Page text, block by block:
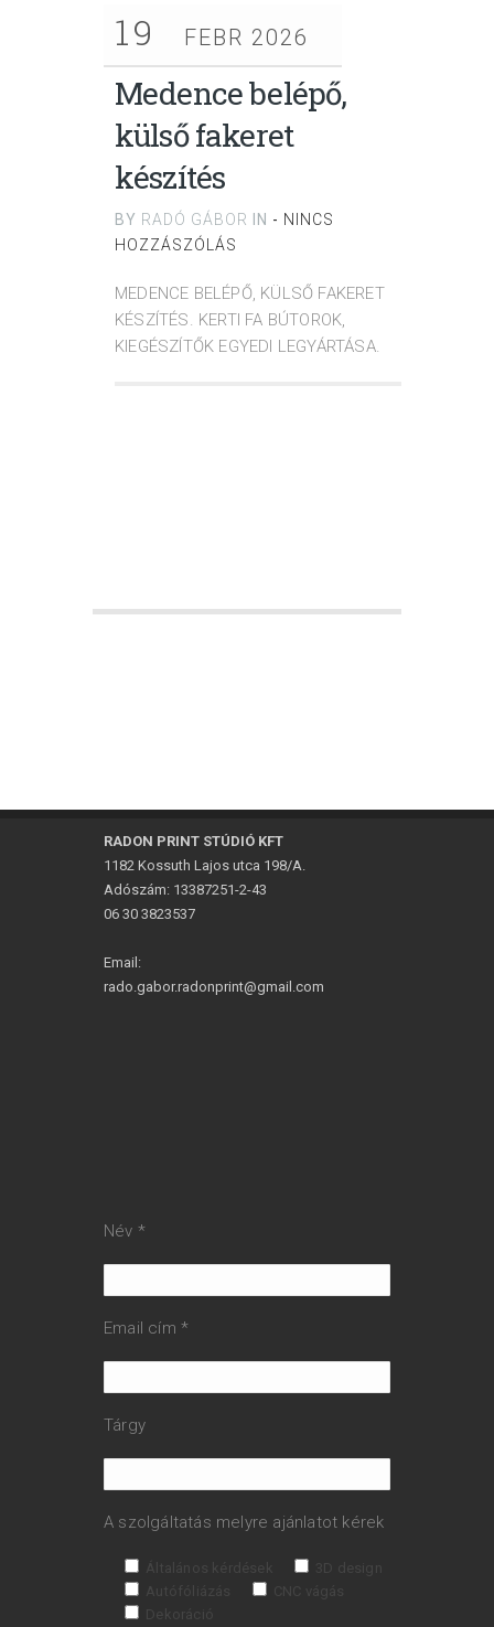
19 FEBR 2026
Medence belépő,
külső fakeret
készítés
BY RADÓ GÁBOR IN - NINCS
HOZZÁSZÓLÁS
MEDENCE BELÉPŐ, KÜLSŐ FAKERET
KÉSZÍTÉS. KERTI FA BÚTOROK,
KIEGÉSZÍTŐK EGYEDI LEGYÁRTÁSA.
RADON PRINT STÚDIÓ KFT
1182 Kossuth Lajos utca 198/A.
Adószám: 13387251-2-43
06 30 3823537
Email:
rado.gabor.radonprint@gmail.com
Név *
Email cím *
Tárgy
A szolgáltatás melyre ajánlatot kérek
Általános kérdések
Autófóliázás